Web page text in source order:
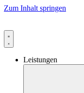
Zum Inhalt springen
Leistungen